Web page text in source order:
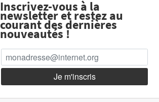
Inscrivez-vous à la
newsletter et restez au
courant des dernières
nouveautés !